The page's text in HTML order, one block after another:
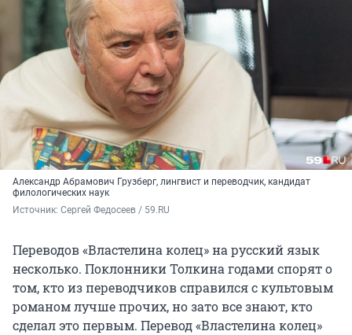
Александр Абрамович Грузберг, лингвист и переводчик, кандидат
филологических наук
Источник: Сергей Федосеев / 59.RU
Переводов «Властелина колец» на русский язык
несколько. Поклонники Толкина годами спорят о
том, кто из переводчиков справился с культовым
романом лучше прочих, но зато все знают, кто
сделал это первым. Перевод «Властелина колец»